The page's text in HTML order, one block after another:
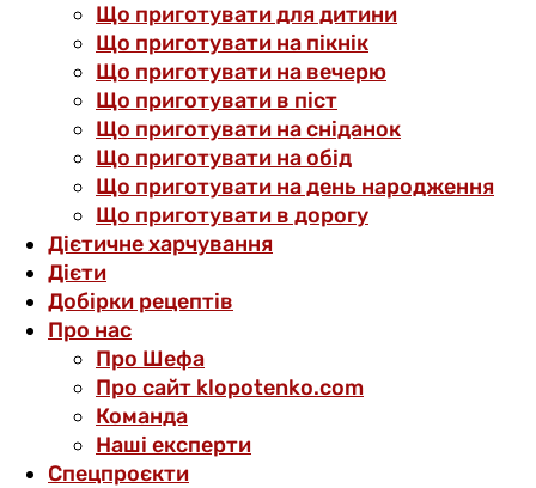
Що приготувати для дитини
Що приготувати на пікнік
Що приготувати на вечерю
Що приготувати в піст
Що приготувати на сніданок
Що приготувати на обід
Що приготувати на день народження
Що приготувати в дорогу
Дієтичне харчування
Дієти
Добірки рецептів
Про нас
Про Шефа
Про сайт klopotenko.com
Команда
Наші експерти
Спецпроєкти